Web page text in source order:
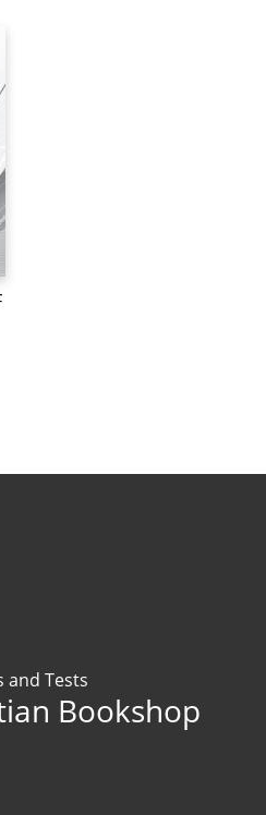
and Tests
Bookshop